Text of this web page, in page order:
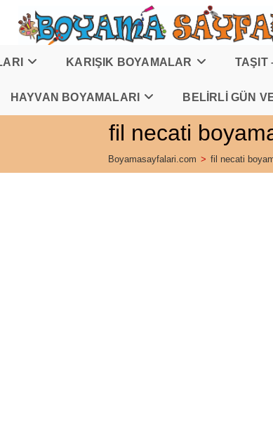
KARIŞIK BOYAMALAR TAŞIT
HAYVAN BOYAMALARI BELİRLİ GÜN
fil necati
Boyamasayfalari.com > fil necati